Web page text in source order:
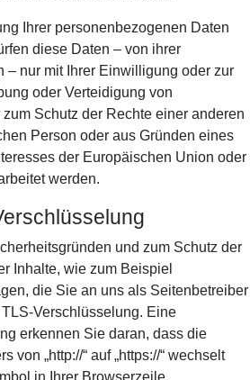
Ihrer personenbezogenen Daten
diese Daten – von ihrer
– nur mit Ihrer Einwilligung oder zur
oder Verteidigung von
Schutz der Rechte einer anderen
Person oder aus Gründen eines
der Europäischen Union oder
werden.
und zum Schutz der
Inhalte, wie zum Beispiel
die Sie an uns als Seitenbetreiber
Verschlüsselung. Eine
erkennen Sie daran, dass die
von „http://“ auf „https://“ wechselt
in Ihrer Browserzeile.